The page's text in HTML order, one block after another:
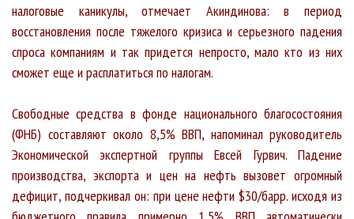
налоговые каникулы, отмечает Акиндинова: в период
восстановления после тяжелого кризиса и серьезного падения
спроса компаниям и так придется непросто, мало кто из них
сможет еще и расплатиться по налогам.
Свободные средства в фонде национального благосостояния
(ФНБ) составляют около 8,5% ВВП, напоминал руководитель
Экономической экспертной группы Евсей Гурвич. Падение
производства, экспорта и цен на нефть вызовет огромный
дефицит, подчеркивал он: при цене нефти $30/барр. исходя из